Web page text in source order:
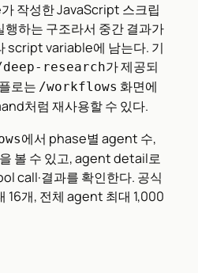
작성한 JavaScript 스크립
하는 구조라서 중간 결과가
script variable에 남는다. 기
research가 제공되
로는 /workflows 화면에
처럼 재사용할 수 있다.
에서 phase별 agent 수,
볼 수 있고, agent detail로
call·결과를 확인한다. 공식
16개, 전체 agent 최대 1,000